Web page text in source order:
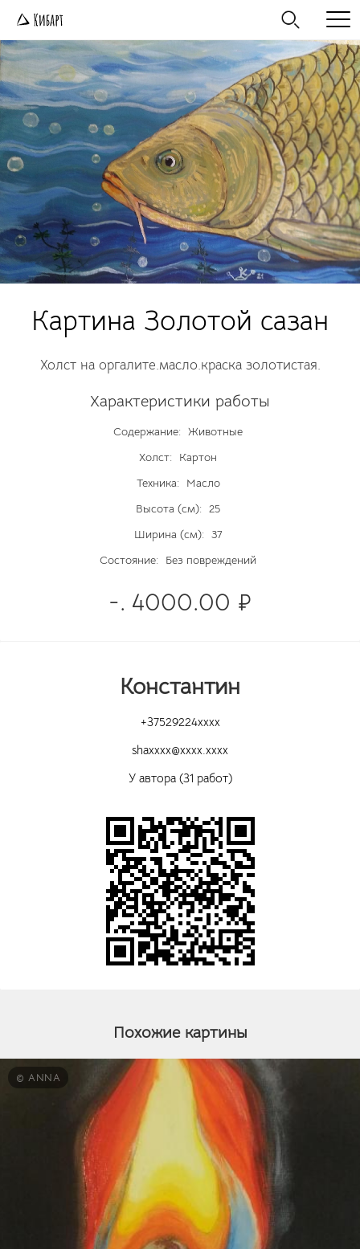
Картина Золотой сазан
Холст на оргалите.масло.краска золотистая.
Характеристики работы
Содержание: Животные
Холст:
Картон
Техника:
Масло
Высота (см): 25
Ширина (см): 37
Состояние:
Без повреждений
-. 4000.00 ₽
Koнстантин
+37529224xxxx
shaxxxx@xxxx.xxxx
У автора (31 работ)
Похожие картины
© ANNA